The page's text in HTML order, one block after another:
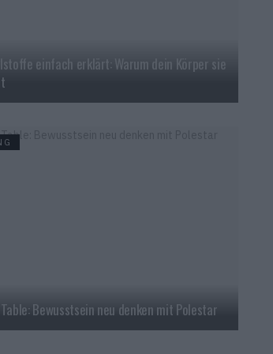
einfach erklärt: Warum dein Körper sie
Bewusstsein neu denken mit Polestar